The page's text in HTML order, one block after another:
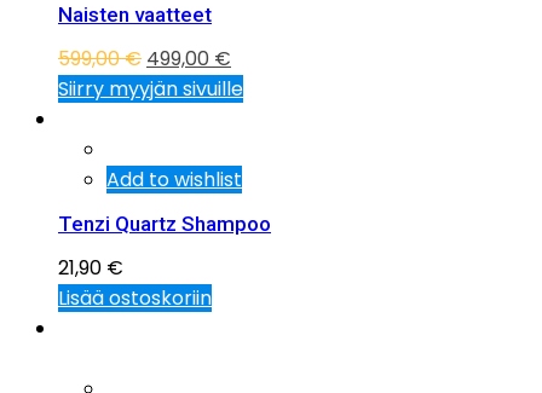
Naisten vaatteet
599,00€ 499,00 €
Siirry myyjän sivuille
Add to wishlist
Tenzi Quartz Shampoo
21,90 €
Lisää ostoskoriin